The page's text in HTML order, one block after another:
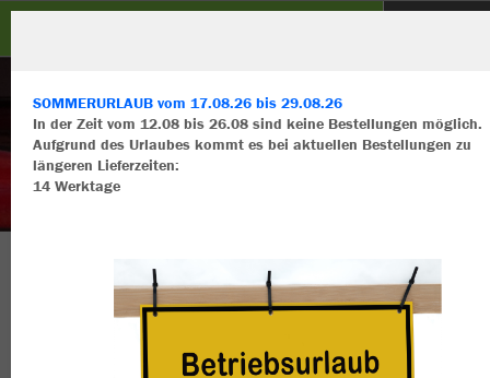
Herzlich Willkommen im Teamshop KSC
Ansbach
SOMMERURLAUB vom 17.08.26 bis 29.08.26
In der Zeit vom 12.08 bis 26.08 sind keine Bestellungen möglich.
Aufgrund des Urlaubes kommt es bei aktuellen Bestellungen zu
längeren Lieferzeiten:
14 Werktage
Wir verwenden Cookies
Alle akzeptieren